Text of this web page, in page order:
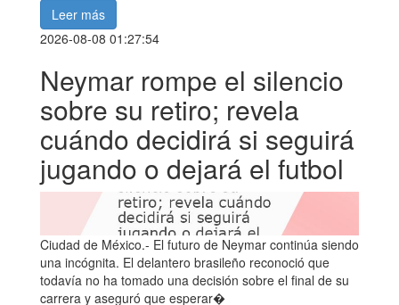
Leer más
2026-08-08 01:27:54
Neymar rompe el silencio
sobre su retiro; revela
cuándo decidirá si seguirá
jugando o dejará el futbol
Ciudad de México.- El futuro de Neymar continúa siendo
una incógnita. El delantero brasileño reconoció que
todavía no ha tomado una decisión sobre el final de su
carrera y aseguró que esperar�